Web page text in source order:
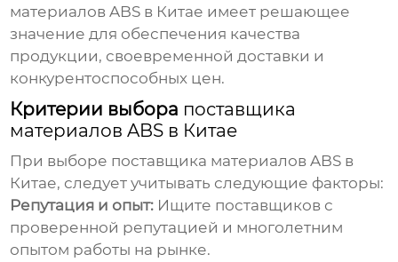
материалов ABS в Китае имеет решающее
значение для обеспечения качества
продукции, своевременной доставки и
конкурентоспособных цен.
Критерии выбора поставщика
материалов ABS в Китае
При выборе поставщика материалов ABS в
Китае, следует учитывать следующие факторы:
Репутация и опыт: Ищите поставщиков с
проверенной репутацией и многолетним
опытом работы на рынке.